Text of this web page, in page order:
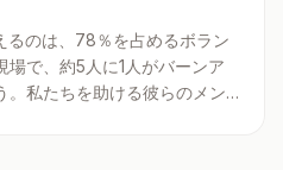
のは、78％を占めるボラン
で、約5人に1人がバーンア
。私たちを助ける彼らのメン